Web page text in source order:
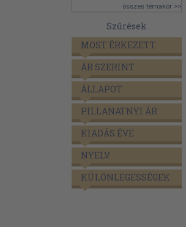
összes témakör >>
Szűrések
MOST ÉRKEZETT
ÁR SZERINT
ÁLLAPOT
PILLANATNYI ÁR
KIADÁS ÉVE
NYELV
KÜLÖNLEGESSÉGEK